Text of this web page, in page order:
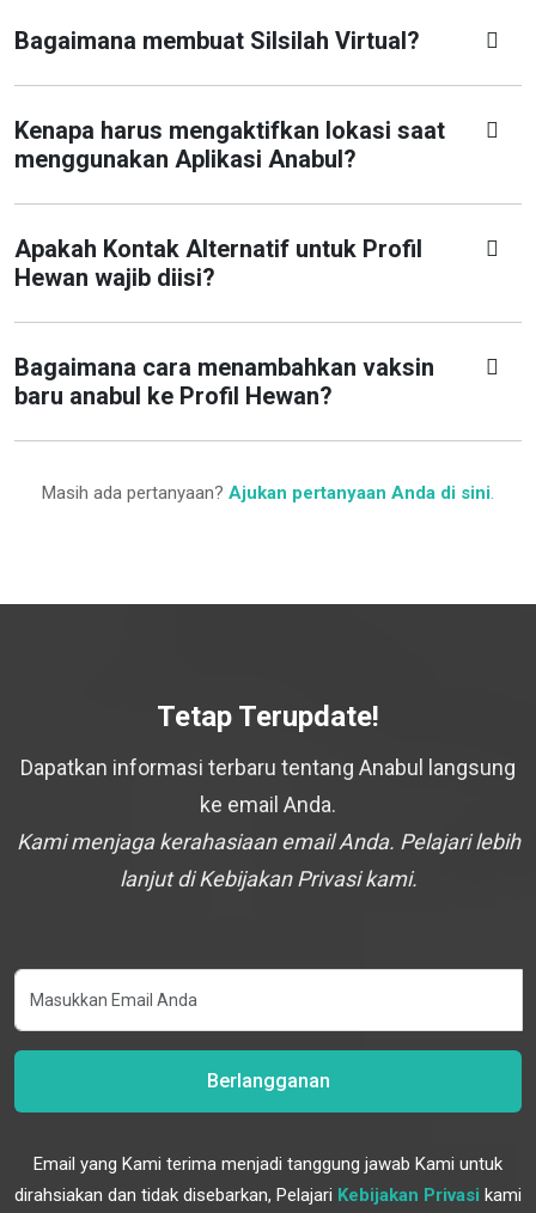
Bagaimana membuat Silsilah Virtual?
Kenapa harus mengaktifkan lokasi saat
menggunakan Aplikasi Anabul?
Apakah Kontak Alternatif untuk Profil
Hewan wajib diisi?
Bagaimana cara menambahkan vaksin
baru anabul ke Profil Hewan?
Masih ada pertanyaan? Ajukan pertanyaan Anda di sini.
Tetap Terupdate!
Dapatkan informasi terbaru tentang Anabul langsung
ke email Anda.
Kami menjaga kerahasiaan email Anda. Pelajari lebih
lanjut di Kebijakan Privasi kami.
Berlangganan
Email yang Kami terima menjadi tanggung jawab Kami untuk
dirahsiakan dan tidak disebarkan, Pelajari Kebijakan Privasi kami